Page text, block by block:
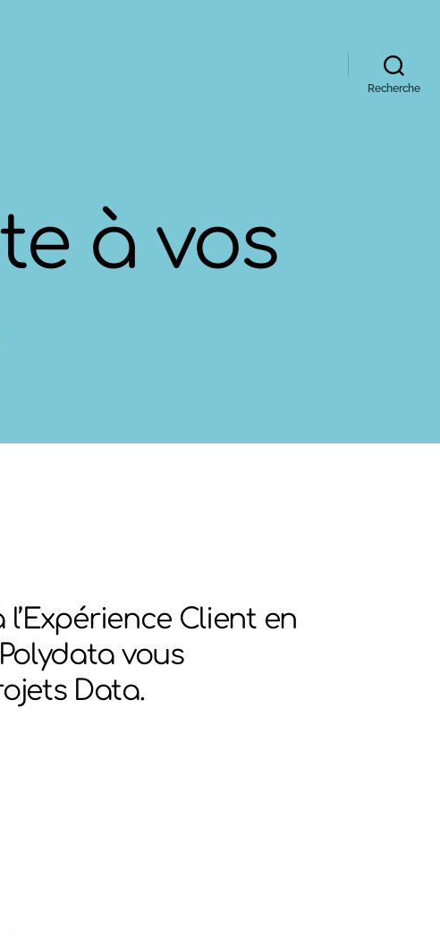
Recherche
à vos
Client en
vous
Data.